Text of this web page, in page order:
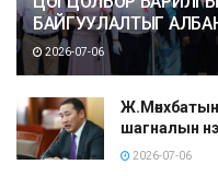
БАЙГУУЛАЛТЫГ
2026-07-06
Ж.Мөнхбатын
шагналын
2026-07-06